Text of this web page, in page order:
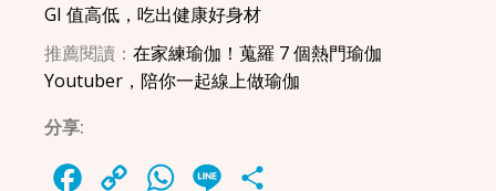
GI 值高低，吃出健康好身材
推薦閱讀：在家練瑜伽！蒐羅 7 個熱門瑜伽
Youtuber，陪你一起線上做瑜伽
分享:
Facebook
Copy
WhatsApp
Line